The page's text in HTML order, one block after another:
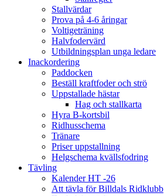
Stallvärdar
Prova på 4-6 åringar
Voltigeträning
Halvfodervärd
Utbildningsplan unga ledare
Inackordering
Paddocken
Beställ kraftfoder och strö
Uppstallade hästar
Hag och stallkarta
Hyra B-kortsbil
Ridhusschema
Tränare
Priser uppstallning
Helgschema kvällsfodring
Tävling
Kalender HT -26
Att tävla för Billdals Ridklubb